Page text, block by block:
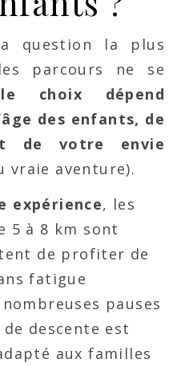
question la plus
parcours ne se
le choix dépend
des enfants, de
de votre envie
vraie aventure).
expérience, les
5 à 8 km sont
de profiter de
fatigue
pauses
descente est
aux familles